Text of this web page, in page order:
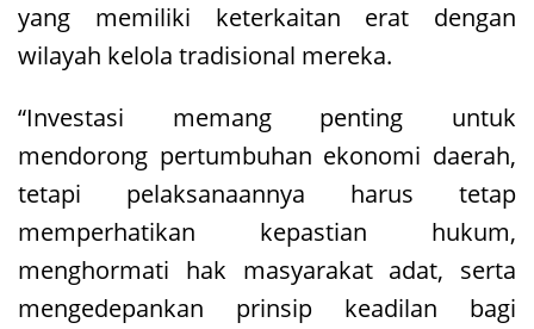
yang memiliki keterkaitan erat dengan
wilayah kelola tradisional mereka.
“Investasi memang penting untuk
mendorong pertumbuhan ekonomi daerah,
tetapi pelaksanaannya harus tetap
memperhatikan kepastian hukum,
menghormati hak masyarakat adat, serta
mengedepankan prinsip keadilan bagi